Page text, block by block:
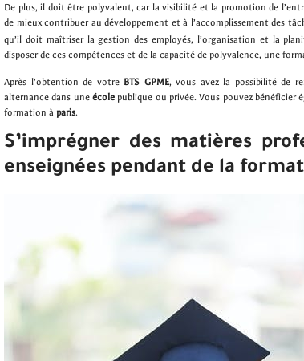
De plus, il doit être polyvalent, car la visibilité et la promotion de
de mieux contribuer au développement et à l’accomplissement des
qu’il doit maîtriser la gestion des employés, l’organisation et la
disposer de ces compétences et de la capacité de polyvalence, une
Après l’obtention de votre BTS GPME, vous avez la possibilité de
alternance dans une école publique ou privée. Vous pouvez bénéficier
formation à paris.
S’imprégner des matières
enseignées pendant de la